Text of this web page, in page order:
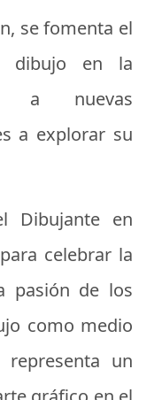
se fomenta el
dibujo en la
a nuevas
a explorar su
Dibujante en
celebrar la
pasión de los
como medio
representa un